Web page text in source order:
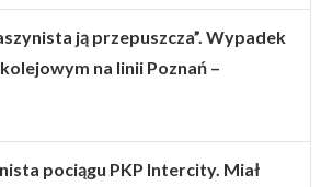
ją przepuszcza”. Wypadek
na linii Poznań –
pociągu PKP Intercity. Miał